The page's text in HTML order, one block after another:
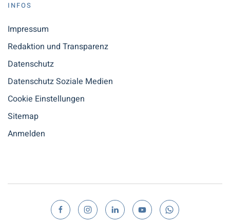
INFOS
Impressum
Redaktion und Transparenz
Datenschutz
Datenschutz Soziale Medien
Cookie Einstellungen
Sitemap
Anmelden